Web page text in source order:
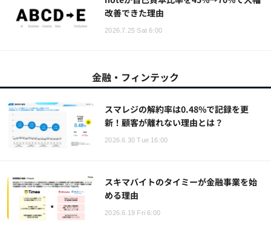
改善できた理由
2026.7.25 Sat 6:00
金融・フィンテック
スマレジの解約率は0.48%で記録を更
新！顧客が離れない理由とは？
2026.6.30 Tue 16:00
スキマバイトのタイミーが金融事業を始
める理由
2026.6.19 Fri 6:00